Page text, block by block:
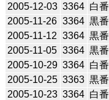
2005-12-03 3364 白番
2005-11-26 3364 黒番
2005-11-12 3364 黒番
2005-11-05 3364 黒番
2005-10-29 3364 白番
2005-10-25 3363 黒番
2005-10-23 3364 白番